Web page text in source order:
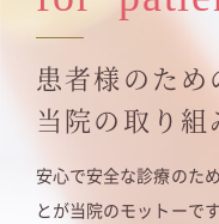
患者様のため
当院の取り組
安心で安全な診療のた
とが当院のモットーで